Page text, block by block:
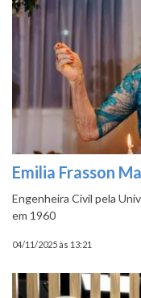
Emilia Frasson
Engenheira Civil pela
em 1960
04/11/2025 às 13:21